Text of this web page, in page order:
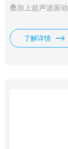
叠加上超声波振
了解详情